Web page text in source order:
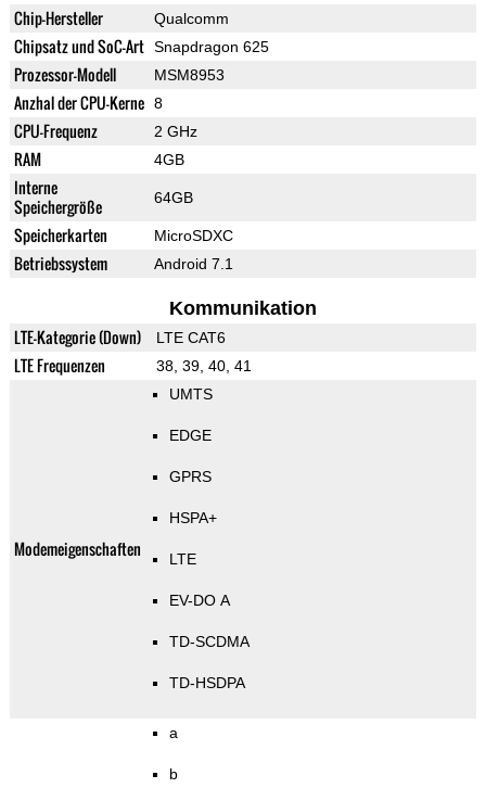
Chip-Hersteller Qualcomm
Chipsatz und SoC-Art Snapdragon 625
Prozessor-Modell MSM8953
Anzhal der CPU-Kerne 8
CPU-Frequenz 2 GHz
RAM 4GB
Interne
Speichergröße
64GB
Speicherkarten MicroSDXC
Betriebssystem Android 7.1
Kommunikation
LTE-Kategorie (Down) LTE CAT6
LTE Frequenzen 38, 39, 40, 41
Modemeigenschaften
UMTS
EDGE
GPRS
HSPA+
LTE
EV-DO A
TD-SCDMA
TD-HSDPA
a
b